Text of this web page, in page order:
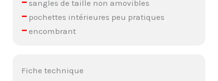
sangles de taille non amovibles
– pochettes intérieures peu pratiques
– encombrant
Fiche technique